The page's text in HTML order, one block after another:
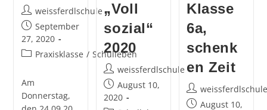
Beitrags-
Autor:
weissferdlschule
Beitrag
veröffentlicht:
September
27, 2020
Beitrags-
Praxisklasse / Schulleben
Am
Donnerstag,
„Voll
sozial“
2020
Beitrags-
Autor:
weissferdlschule
Beitrag
veröffentlicht:
August 10,
2020
Klasse
6a,
schenk
en Zeit
Beitrags-
Autor:
weissferdlschule
BeitragAugust 10,